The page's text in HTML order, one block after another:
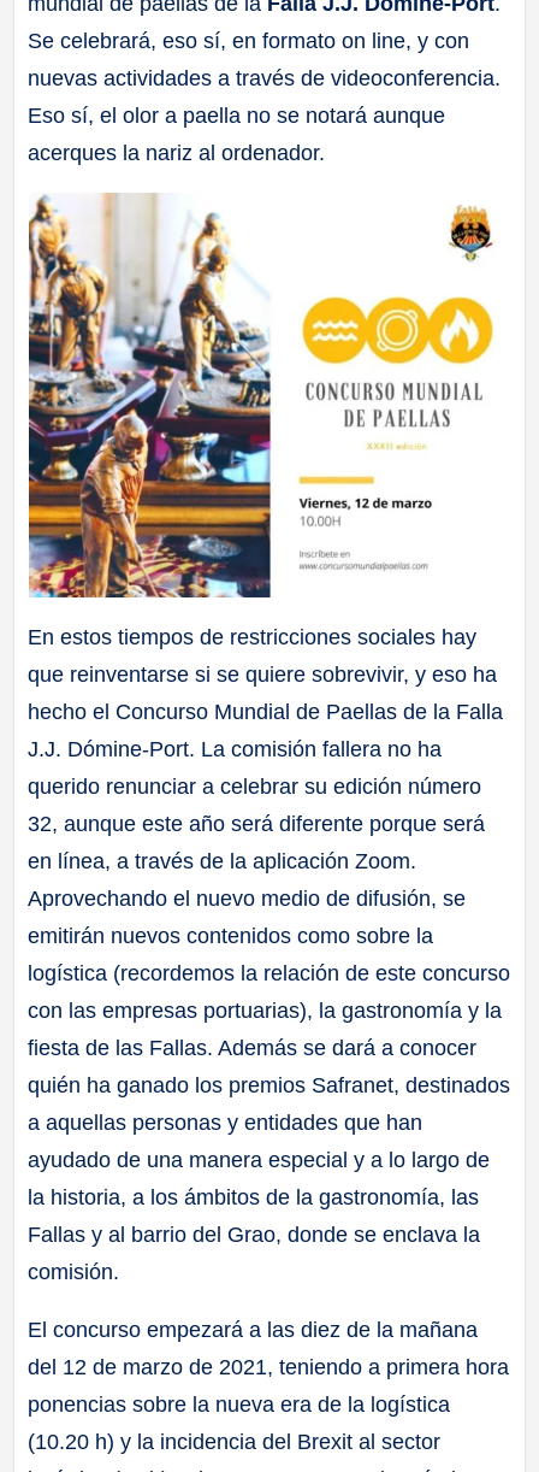
Se celebrará, eso sí, en formato on line, y con
nuevas actividades a través de videoconferencia.
Eso sí, el olor a paella no se notará aunque
acerques la nariz al ordenador.
En estos tiempos de restricciones sociales hay
que reinventarse si se quiere sobrevivir, y eso ha
hecho el Concurso Mundial de Paellas de la Falla
J.J. Dómine-Port. La comisión fallera no ha
querido renunciar a celebrar su edición número
32, aunque este año será diferente porque será
en línea, a través de la aplicación Zoom.
Aprovechando el nuevo medio de difusión, se
emitirán nuevos contenidos como sobre la
logística (recordemos la relación de este concurso
con las empresas portuarias), la gastronomía y la
fiesta de las Fallas. Además se dará a conocer
quién ha ganado los premios Safranet, destinados
a aquellas personas y entidades que han
ayudado de una manera especial y a lo largo de
la historia, a los ámbitos de la gastronomía, las
Fallas y al barrio del Grao, donde se enclava la
comisión.
El concurso empezará a las diez de la mañana
del 12 de marzo de 2021, teniendo a primera hora
ponencias sobre la nueva era de la logística
(10.20 h) y la incidencia del Brexit al sector